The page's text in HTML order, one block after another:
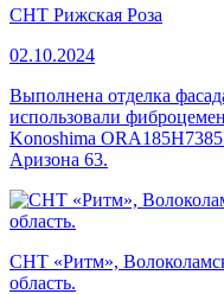
СНТ Рижская Роза
02.10.2024
Выполнена отделка
использовали
Konoshima
Аризона 63.
СНТ «Ритм»,
область.